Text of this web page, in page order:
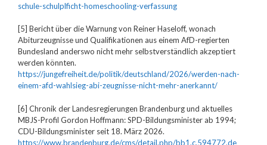
schule-schulplficht-homeschooling-verfassung
[5] Bericht über die Warnung von Reiner Haseloff, wonach
Abiturzeugnisse und Qualifikationen aus einem AfD-regierten
Bundesland anderswo nicht mehr selbstverständlich akzeptiert
werden könnten.
https://jungefreiheit.de/politik/deutschland/2026/werden-nach-
einem-afd-wahlsieg-abi-zeugnisse-nicht-mehr-anerkannt/
[6] Chronik der Landesregierungen Brandenburg und aktuelles
MBJS-Profil Gordon Hoffmann: SPD-Bildungsminister ab 1994;
CDU-Bildungsminister seit 18. März 2026.
https://www.brandenburg.de/cms/detail.php/bb1.c.594772.de